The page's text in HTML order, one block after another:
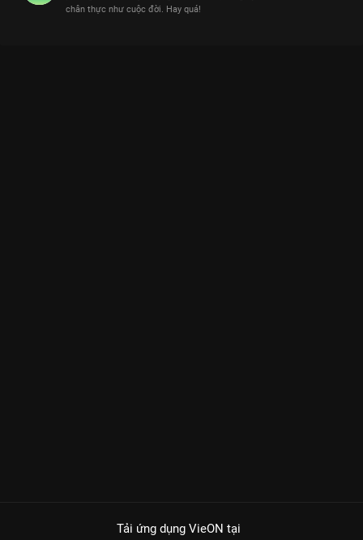
chân thực như cuộc đời. Hay quá!
Tải ứng dụng VieON tại